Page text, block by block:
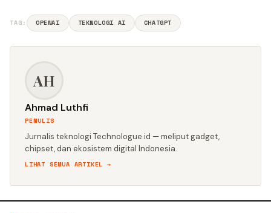
TAG: OPENAI TEKNOLOGI AI CHATGPT
AH
Ahmad Luthfi
PENULIS
Jurnalis teknologi Technologue.id — meliput gadget,
chipset, dan ekosistem digital Indonesia.
LIHAT SEMUA ARTIKEL →